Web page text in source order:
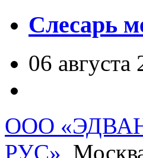
Слесарь
06
ООО
РУС» ,